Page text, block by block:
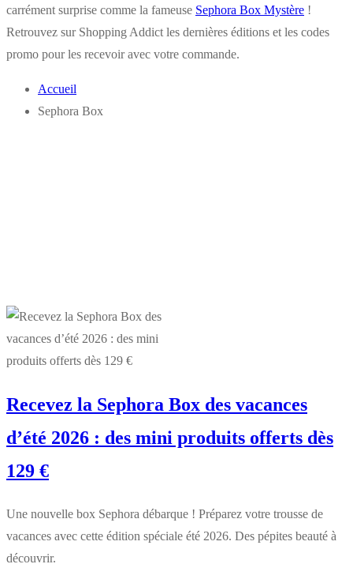
carrément surprise comme la fameuse Sephora Box Mystère !
Retrouvez sur Shopping Addict les dernières éditions et les codes
promo pour les recevoir avec votre commande.
Accueil
Sephora Box
Recevez la Sephora Box des vacances
d’été 2026 : des mini produits offerts dès
129 €
Une nouvelle box Sephora débarque ! Préparez votre trousse de
vacances avec cette édition spéciale été 2026. Des pépites beauté à
découvrir.